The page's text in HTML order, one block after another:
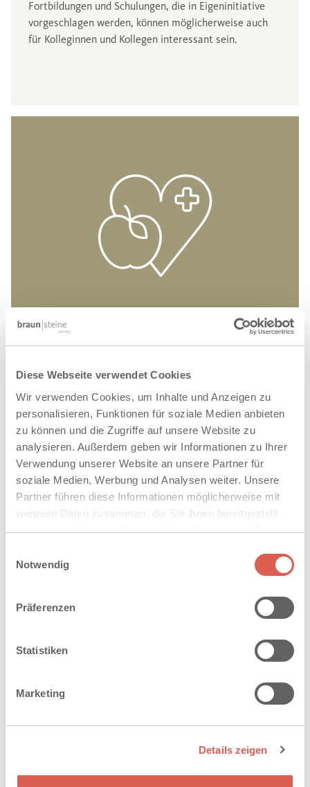
Diese Webseite verwendet Cookies
Wir verwenden Cookies, um Inhalte und Anzeigen zu
personalisieren, Funktionen für soziale Medien anbieten
zu können und die Zugriffe auf unsere Website zu
analysieren. Außerdem geben wir Informationen zu Ihrer
Verwendung unserer Website an unsere Partner für
soziale Medien, Werbung und Analysen weiter. Unsere
Partner führen diese Informationen möglicherweise mit
weiteren Daten zusammen, die Sie ihnen bereitgestellt
haben oder die sie im Rahmen Ihrer Nutzung der Dienste
Cookies, wenn Sie unsere Webseite weiterhin nutzen.
Notwendig
Präferenzen
Statistiken
Marketing
Details zeigen
Fortbildungen und Schulungen, die in Eigeninitiative
vorgeschlagen werden, können möglicherweise auch
für Kolleginnen und Kollegen interessant sein.
Unsere Arbeitsplätze sind modern, komfortabel und
ergonomisch optimiert – das gilt sowohl für die
Produktion als auch für unsere Büros. Durchdachte
Arbeitsschutzmaßnahmen sorgen für einen sicheren
und gesunden Arbeitsplatz.